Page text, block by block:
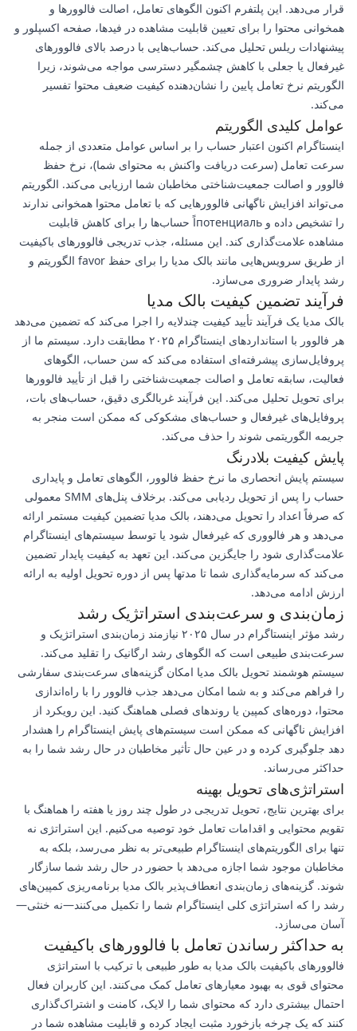
قرار می‌دهد. این پلتفرم اکنون الگوهای تعامل، اصالت فالوورها و
همخوانی محتوا را برای تعیین قابلیت مشاهده در فیدها، صفحه اکسپلور و
پیشنهادات ریلس تحلیل می‌کند. حساب‌هایی با درصد بالای فالوورهای
غیرفعال یا جعلی با کاهش چشمگیر دسترسی مواجه می‌شوند، زیرا
الگوریتم نرخ تعامل پایین را نشان‌دهنده کیفیت ضعیف محتوا تفسیر
می‌کند.
عوامل کلیدی الگوریتم
اینستاگرام اکنون اعتبار حساب را بر اساس عوامل متعددی از جمله
سرعت تعامل (سرعت دریافت واکنش به محتوای شما)، نرخ حفظ
فالوور و اصالت جمعیت‌شناختی مخاطبان شما ارزیابی می‌کند. الگوریتم
می‌تواند افزایش ناگهانی فالوورهایی که با تعامل محتوا همخوانی ندارند
را تشخیص داده و потенциальاً حساب‌ها را برای کاهش قابلیت
مشاهده علامت‌گذاری کند. این مسئله، جذب تدریجی فالوورهای باکیفیت
از طریق سرویس‌هایی مانند بالک مدیا را برای حفظ favor الگوریتم و
رشد پایدار ضروری می‌سازد.
فرآیند تضمین کیفیت بالک مدیا
بالک مدیا یک فرآیند تأیید کیفیت چندلایه را اجرا می‌کند که تضمین می‌دهد
هر فالوور با استانداردهای اینستاگرام ۲۰۲۵ مطابقت دارد. سیستم ما از
پروفایل‌سازی پیشرفته‌ای استفاده می‌کند که سن حساب، الگوهای
فعالیت، سابقه تعامل و اصالت جمعیت‌شناختی را قبل از تأیید فالوورها
برای تحویل تحلیل می‌کند. این فرآیند غربالگری دقیق، حساب‌های بات،
پروفایل‌های غیرفعال و حساب‌های مشکوکی که ممکن است منجر به
جریمه الگوریتمی شوند را حذف می‌کند.
پایش کیفیت بلادرنگ
سیستم پایش انحصاری ما نرخ حفظ فالوور، الگوهای تعامل و پایداری
حساب را پس از تحویل ردیابی می‌کند. برخلاف پنل‌های SMM معمولی
که صرفاً اعداد را تحویل می‌دهند، بالک مدیا تضمین کیفیت مستمر ارائه
می‌دهد و هر فالووری که غیرفعال شود یا توسط سیستم‌های اینستاگرام
علامت‌گذاری شود را جایگزین می‌کند. این تعهد به کیفیت پایدار تضمین
می‌کند که سرمایه‌گذاری شما تا مدتها پس از دوره تحویل اولیه به ارائه
ارزش ادامه می‌دهد.
زمان‌بندی و سرعت‌بندی استراتژیک رشد
رشد مؤثر اینستاگرام در سال ۲۰۲۵ نیازمند زمان‌بندی استراتژیک و
سرعت‌بندی طبیعی است که الگوهای رشد ارگانیک را تقلید می‌کند.
سیستم هوشمند تحویل بالک مدیا امکان گزینه‌های سرعت‌بندی سفارشی
را فراهم می‌کند و به شما امکان می‌دهد جذب فالوور را با راه‌اندازی
محتوا، دوره‌های کمپین یا روندهای فصلی هماهنگ کنید. این رویکرد از
افزایش ناگهانی که ممکن است سیستم‌های پایش اینستاگرام را هشدار
دهد جلوگیری کرده و در عین حال تأثیر مخاطبان در حال رشد شما را به
حداکثر می‌رساند.
استراتژی‌های تحویل بهینه
برای بهترین نتایج، تحویل تدریجی در طول چند روز یا هفته را هماهنگ با
تقویم محتوایی و اقدامات تعامل خود توصیه می‌کنیم. این استراتژی نه
تنها برای الگوریتم‌های اینستاگرام طبیعی‌تر به نظر می‌رسد، بلکه به
مخاطبان موجود شما اجازه می‌دهد با حضور در حال رشد شما سازگار
شوند. گزینه‌های زمان‌بندی انعطاف‌پذیر بالک مدیا برنامه‌ریزی کمپین‌های
رشد را که استراتژی کلی اینستاگرام شما را تکمیل می‌کنند—نه خنثی—
آسان می‌سازد.
به حداکثر رساندن تعامل با فالوورهای باکیفیت
فالوورهای باکیفیت بالک مدیا به طور طبیعی با ترکیب با استراتژی
محتوای قوی به بهبود معیارهای تعامل کمک می‌کنند. این کاربران فعال
احتمال بیشتری دارد که محتوای شما را لایک، کامنت و اشتراک‌گذاری
کنند که یک چرخه بازخورد مثبت ایجاد کرده و قابلیت مشاهده شما در